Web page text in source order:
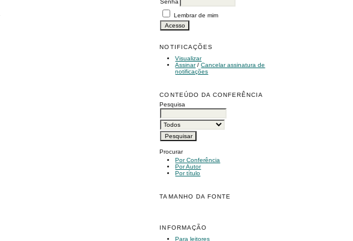
Senha
Lembrar de mim
NOTIFICAÇÕES
Visualizar
Assinar/Cancelar assinatura de
notificações
CONTEÚDO DA CONFERÊNCIA
Pesquisa
Procurar
Por Conferência
Por Autor
Por título
TAMANHO DA FONTE
INFORMAÇÃO
Para leitores